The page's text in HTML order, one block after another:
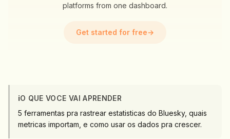
platforms from one dashboard.
Get started for free→
ℹ️O QUE VOCE VAI APRENDER
5 ferramentas pra rastrear estatisticas do Bluesky, quais
metricas importam, e como usar os dados pra crescer.